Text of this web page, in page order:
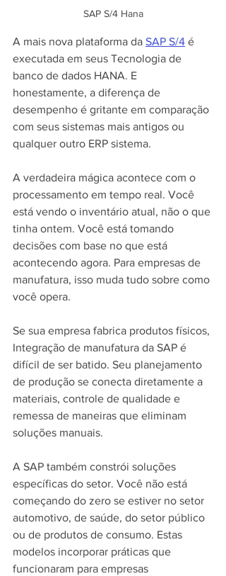
SAP S/4 Hana
A mais nova plataforma da SAP S/4 é
executada em seus Tecnologia de
banco de dados HANA. E
honestamente, a diferença de
desempenho é gritante em comparação
com seus sistemas mais antigos ou
qualquer outro ERP sistema.
A verdadeira mágica acontece com o
processamento em tempo real. Você
está vendo o inventário atual, não o que
tinha ontem. Você está tomando
decisões com base no que está
acontecendo agora. Para empresas de
manufatura, isso muda tudo sobre como
você opera.
Se sua empresa fabrica produtos físicos,
Integração de manufatura da SAP é
difícil de ser batido. Seu planejamento
de produção se conecta diretamente a
materiais, controle de qualidade e
remessa de maneiras que eliminam
soluções manuais.
A SAP também constrói soluções
específicas do setor. Você não está
começando do zero se estiver no setor
automotivo, de saúde, do setor público
ou de produtos de consumo. Estas
modelos incorporar práticas que
funcionaram para empresas